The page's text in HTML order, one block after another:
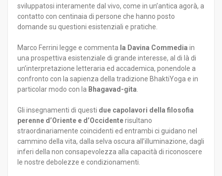
sviluppatosi interamente dal vivo, come in un’antica agorà, a
contatto con centinaia di persone che hanno posto
domande su questioni esistenziali e pratiche.
Marco Ferrini legge e commenta la Davina Commedia in
una prospettiva esistenziale di grande interesse, al di là di
un’interpretazione letteraria ed accademica, ponendole a
confronto con la sapienza della tradizione BhaktiYoga e in
particolar modo con la Bhagavad-gita
Gli insegnamenti di questi due capolavori della filosofia
perenne d’Oriente e d’Occidenterisultano
straordinariamente coincidenti ed entrambi ci guidano nel
cammino della vita, dalla selva oscura all’illuminazione, dagli
inferi della non consapevolezza alla capacità di riconoscere
le nostre debolezze e condizionamenti.